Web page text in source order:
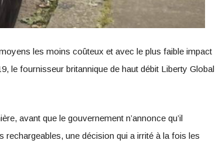
les moins coûteux et avec le plus faible impact
le fournisseur britannique de haut débit Liberty Global
avant que le gouvernement n’annonce qu’il
une décision qui a irrité à la fois les